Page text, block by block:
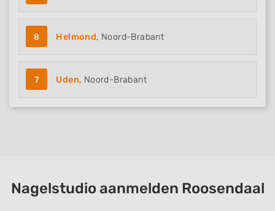
8 Helmond, Noord-Brabant
7 Uden, Noord-Brabant
Nagelstudio aanmelden Roosendaal